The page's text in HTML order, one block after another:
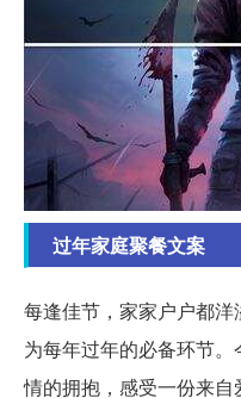
过年家庭聚餐文案
每逢佳节，家家户户都
为每年过年的必备环节
情的拥抱，感受一份来